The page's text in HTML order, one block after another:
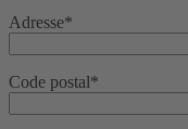
Adresse*
Code postal*